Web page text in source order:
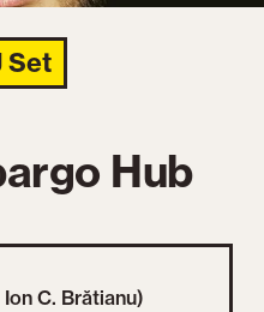
Set
Hub
C. Brătianu)